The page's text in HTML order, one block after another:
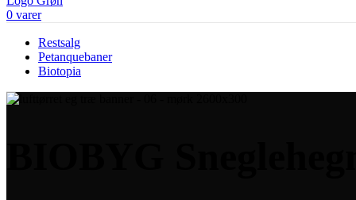
0 varer
Restsalg
Petanquebaner
Biotopia